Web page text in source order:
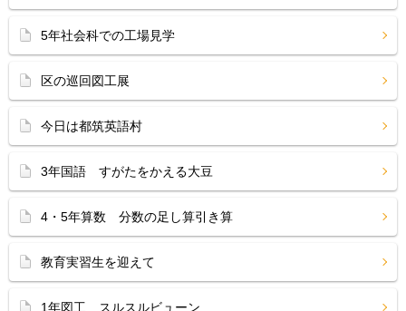
5年社会科での工場見学
区の巡回図工展
今日は都筑英語村
3年国語 すがたをかえる大豆
4・5年算数 分数の足し算引き算
教育実習生を迎えて
1年図工 スルスルビューン